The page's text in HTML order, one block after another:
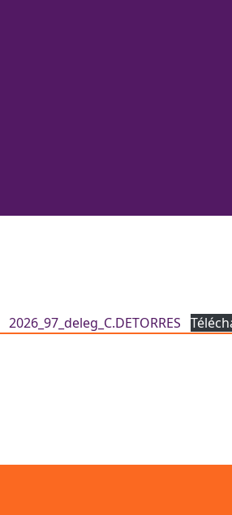
2026_97_deleg_C.DETORRES